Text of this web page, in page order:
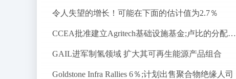
令人失望的增长！可能在下面的估计值为2.7％
CCEA批准建立Agritech基础设施基金;卢比的分配预算。200亿卢比
GAIL进军制氢领域 扩大其可再生能源产品组合
Goldstone Infra Rallies 6％;计划出售聚合物绝缘人司